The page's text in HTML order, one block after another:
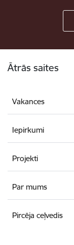
Ātrās saites
Vakances
Iepirkumi
Projekti
Par mums
Pircēja ceļvedis